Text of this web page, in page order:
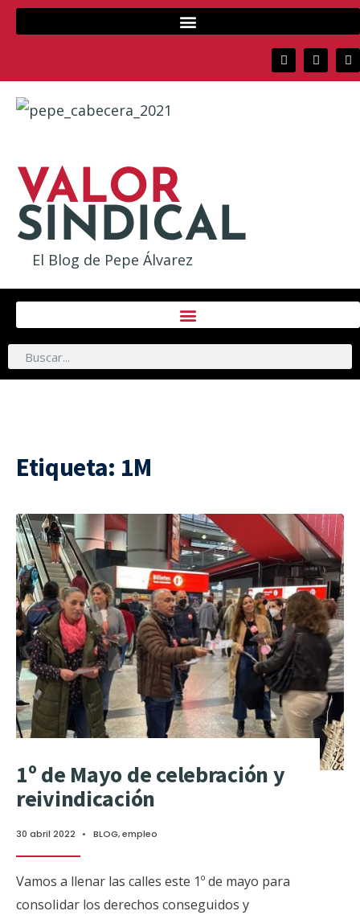
VALOR
SINDICAL
El Blog de Pepe Álvarez
Etiqueta: 1M
1º de Mayo de celebración y
reivindicación
30 abril 2022 • BLOG,empleo
Vamos a llenar las calles este 1º de mayo para
consolidar los derechos conseguidos y